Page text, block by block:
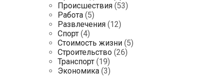
Происшествия (53)
Работа (5)
Развлечения (12)
Спорт (4)
Стоимость жизни (5)
Строительство (26)
Транспорт (19)
Экономика (3)